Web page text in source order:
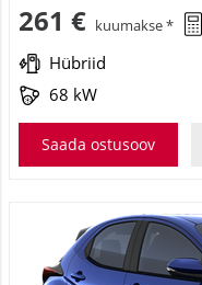
261 € kuumakse *
Hübriid
68 kW
Saada ostusoov